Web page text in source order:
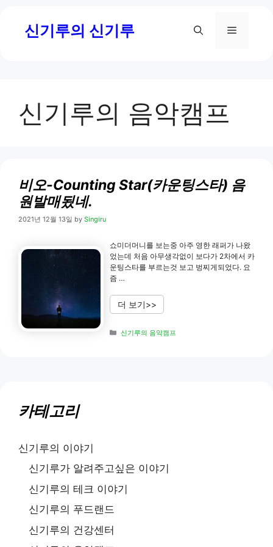
신기루의 신기루 Menu
신기루의 음악캠프
비오-Counting Star(카운팅스타) 음
원발매됬네.
2021년 12월 13일 by Singiru
쇼미더머니를 보는중 아주 영한 래퍼가 나왔
었는데 처음 아무생각없이 보다가 2차에서 카
운팅스타를 부르는것 보고 벙찌게되었다. 요
즘 …
더 보기>>
Categories
신기루의 음악캠프
카테고리
신기루의 이야기
신기루가 알려주고싶은 이야기
신기루의 테크 이야기
신기루의 푸드랜드
신기루의 건강센터